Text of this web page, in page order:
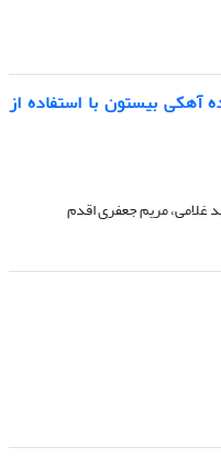
بیستون با استفاده از
غلامی، مریم جعفری اقدم